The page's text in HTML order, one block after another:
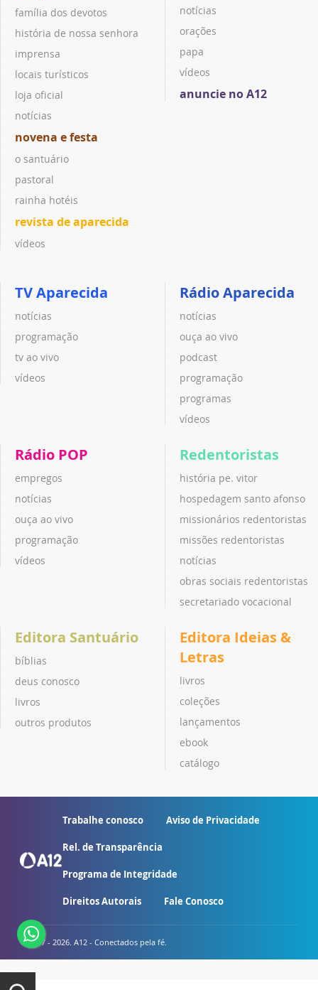
família dos devotos
história de nossa senhora
imprensa
locais turísticos
loja oficial
notícias
novena e festa
o santuário
pastoral
rainha hotéis
revista de aparecida
vídeos
notícias
orações
papa
vídeos
anuncie no A12
TV Aparecida
notícias
programação
tv ao vivo
vídeos
Rádio Aparecida
notícias
ouça ao vivo
podcast
programação
programas
vídeos
Rádio POP
empregos
notícias
ouça ao vivo
programação
vídeos
Redentoristas
história pe. vitor
hospedagem santo afonso
missionários redentoristas
missões redentoristas
notícias
obras sociais redentoristas
secretariado vocacional
Editora Santuário
bíblias
deus conosco
livros
outros produtos
Editora Ideias &
Letras
livros
coleções
lançamentos
ebook
catálogo
Trabalhe conosco Aviso de Privacidade
Rel. de Transparência
Programa de Integridade
Direitos Autorais Fale Conosco
© 2007 - 2026. A12 - Conectados pela fé.